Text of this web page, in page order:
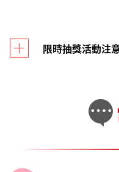
限時抽獎活動注